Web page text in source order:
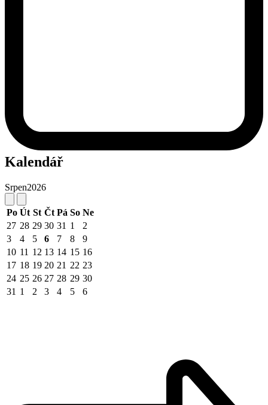
Kalendář
Srpen2026
Po Út St Čt Pá So Ne
27 28 29 30 31 1
2
3
4 5 6 7 8
9
10 11 12 13 14 15 16
17 18 19 20 21 22 23
24 25 26 27 28 29 30
31 1 2 3 4 5 6